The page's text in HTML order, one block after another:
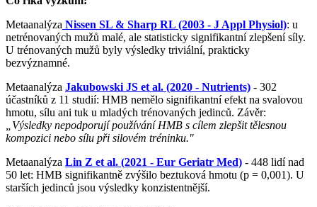
Metaanalýza Nissen SL & Sharp RL (2003 - J Appl Physiol): u
netrénovaných mužů malé, ale statisticky signifikantní zlepšení síly.
U trénovaných mužů byly výsledky triviální, prakticky
bezvýznamné.
Metaanalýza Jakubowski JS et al. (2020 - Nutrients) - 302
účastníků z 11 studií: HMB nemělo signifikantní efekt na svalovou
hmotu, sílu ani tuk u mladých trénovaných jedinců. Závěr:
„Výsledky nepodporují používání HMB s cílem zlepšit tělesnou
kompozici nebo sílu při silovém tréninku."
Metaanalýza Lin Z et al. (2021 - Eur Geriatr Med) - 448 lidí nad
50 let: HMB signifikantně zvýšilo beztuková hmotu (p = 0,001). U
starších jedinců jsou výsledky konzistentnější.